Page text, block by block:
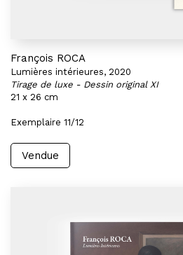
François ROCA
Lumières intérieures, 2020
Tirage de luxe - Dessin original XI
21 x 26 cm
Exemplaire 11/12
Vendue